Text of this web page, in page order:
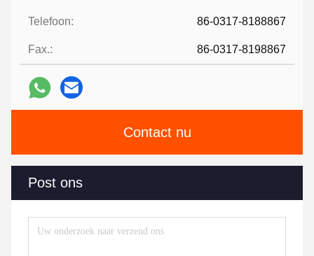
Telefoon: 86-0317-8188867
Fax.: 86-0317-8198867
Contact nu
Post ons